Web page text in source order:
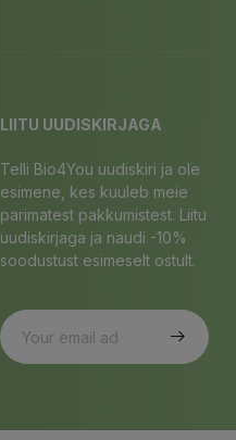
LIITU UUDISKIRJAGA
Telli Bio4You uudiskiri ja ole
esimene, kes kuuleb meie
parimatest pakkumistest. Liitu
uudiskirjaga ja naudi -10%
soodustust esimeselt ostult.